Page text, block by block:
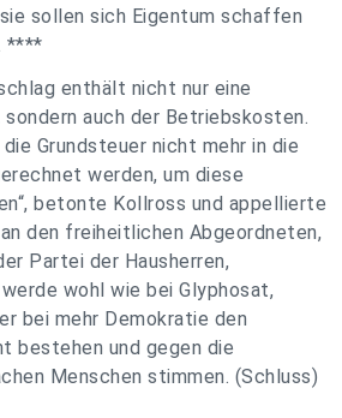
sollen sich Eigentum schaffen
****
enthält nicht nur eine
auch der Betriebskosten.
Grundsteuer nicht mehr in die
werden, um diese
betonte Kollross und appellierte
den freiheitlichen Abgeordneten,
Partei der Hausherren,
wohl wie bei Glyphosat,
bei mehr Demokratie den
bestehen und gegen die
Menschen stimmen. (Schluss)